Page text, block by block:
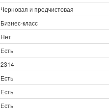
Черновая и предчистовая
Бизнес-класс
Нет
Есть
2314
Есть
Есть
Есть